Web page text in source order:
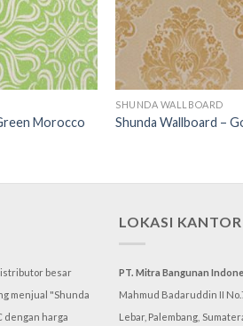
Morocco
SHUNDA WALLBOARD
Shunda Wallboard –
besar
menjual "Shunda
dengan harga
LOKASI KANTOR
PT. Mitra Bangunan
Mahmud Badaruddin II
Lebar, Palembang,